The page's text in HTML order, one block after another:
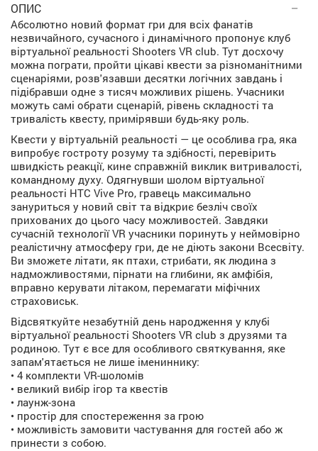
ОПИС
Абсолютно новий формат гри для всіх фанатів
незвичайного, сучасного і динамічного пропонує клуб
віртуальної реальності Shooters VR club. Тут досхочу
можна пограти, пройти цікаві квести за різноманітними
сценаріями, розв'язавши десятки логічних завдань і
підібравши одне з тисяч можливих рішень. Учасники
можуть самі обрати сценарій, рівень складності та
тривалість квесту, примірявши будь-яку роль.
Квести у віртуальній реальності — це особлива гра, яка
випробує гостроту розуму та здібності, перевірить
швидкість реакції, кине справжній виклик витривалості,
командному духу. Одягнувши шолом віртуальної
реальності HTC Vive Pro, гравець максимально
зануриться у новий світ та відкриє безліч своїх
прихованих до цього часу можливостей. Завдяки
сучасній технології VR учасники поринуть у неймовірно
реалістичну атмосферу гри, де не діють закони Всесвіту.
Ви зможете літати, як птахи, стрибати, як людина з
надможливостями, пірнати на глибини, як амфібія,
вправно керувати літаком, перемагати міфічних
страховиськ.
Відсвяткуйте незабутній день народження у клубі
віртуальної реальності Shooters VR club з друзями та
родиною. Тут є все для особливого святкування, яке
запам'ятається не лише імениннику:
• 4 комплекти VR-шоломів
• великий вибір ігор та квестів
• лаунж-зона
• простір для спостереження за грою
• можливість замовити частування для гостей або ж
принести з собою.